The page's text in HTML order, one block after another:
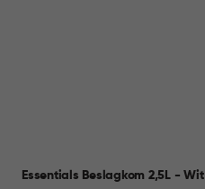
Essentials Beslagkom 2,5L - Wit